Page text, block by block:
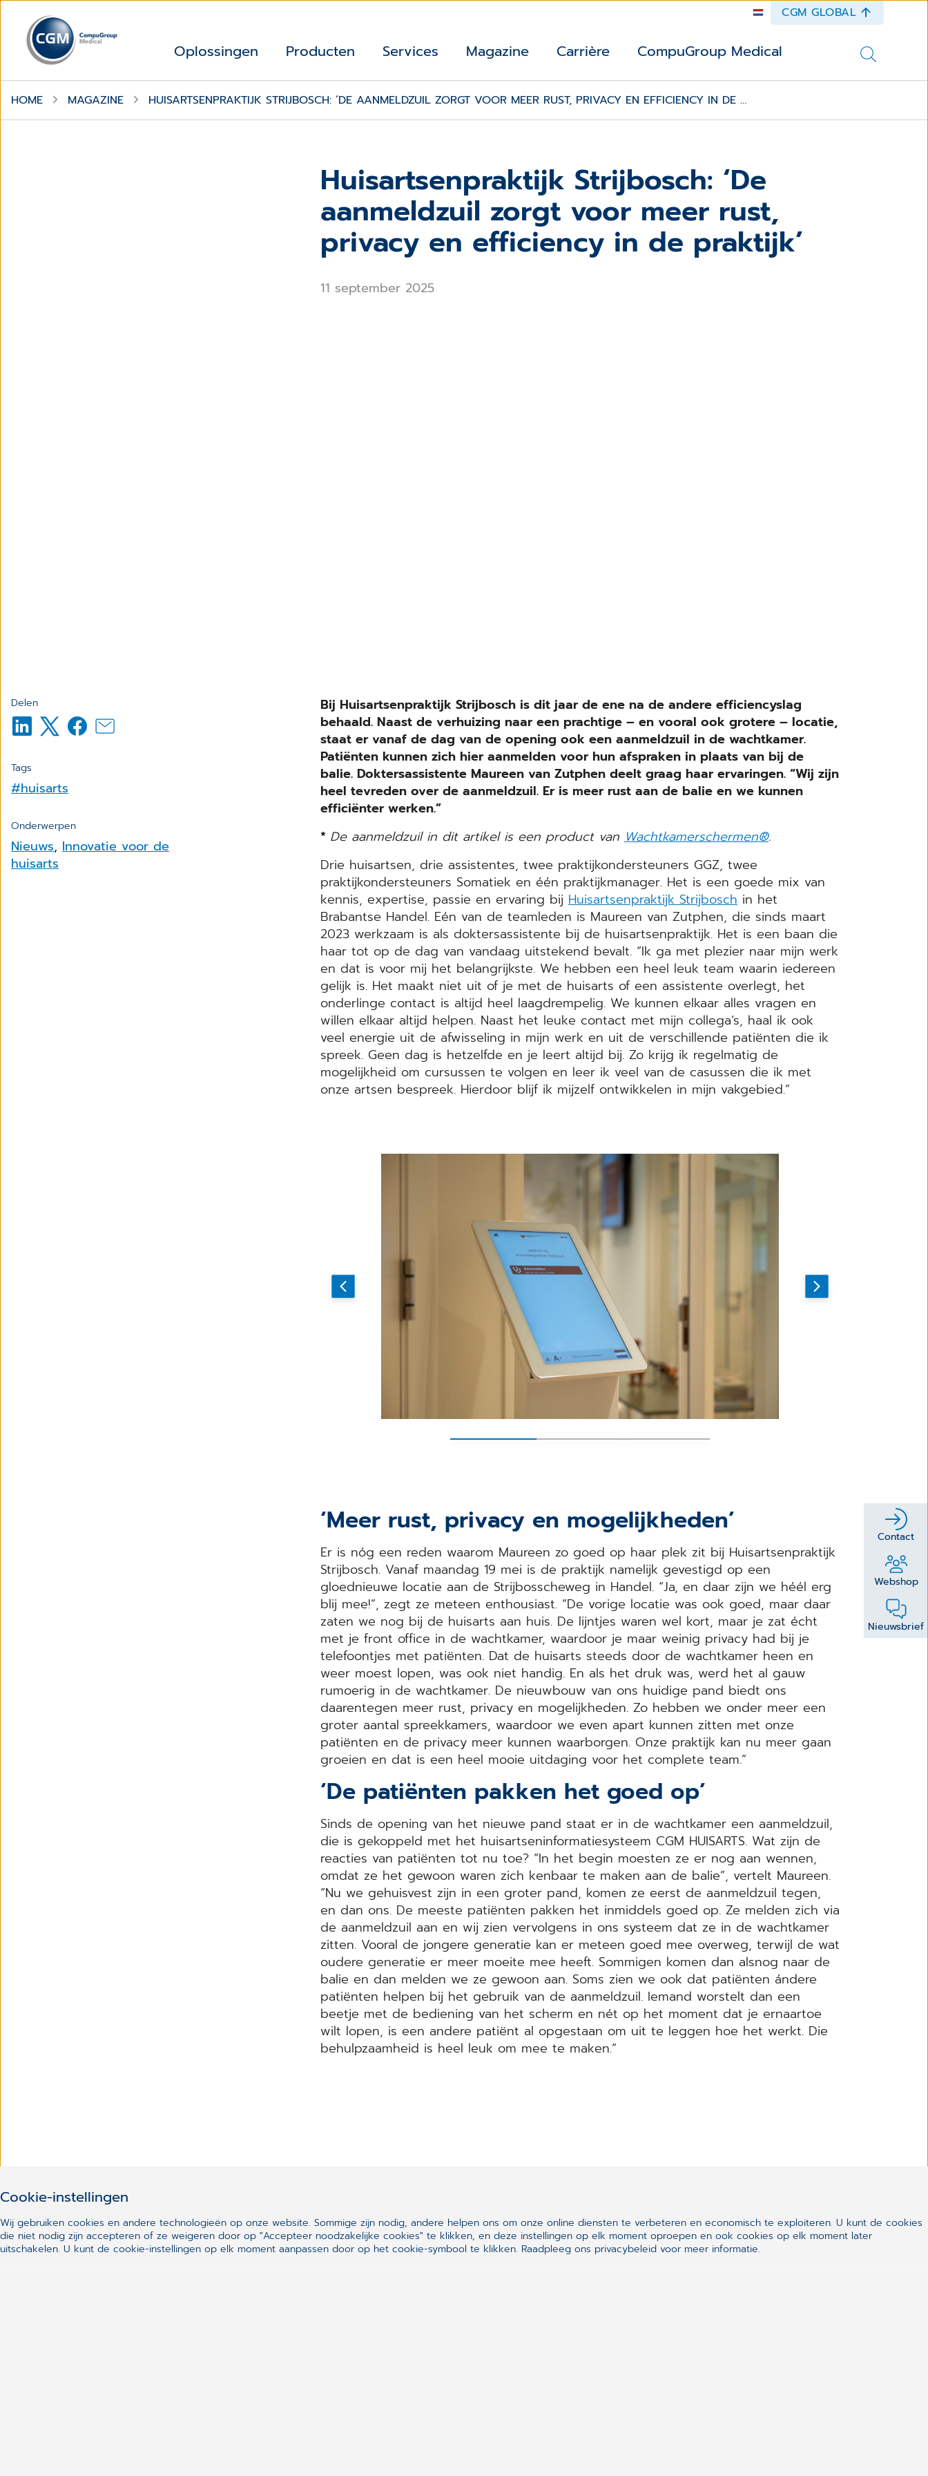
Contact
Webshop
Nieuwsbrief
CGM GLOBAL
Oplossingen Producten Services Magazine Carrière CompuGroup Medical
HOME MAGAZINE HUISARTSENPRAKTIJK STRIJBOSCH: ‘DE AANMELDZUIL ZORGT VOOR MEER RUST, PRIVACY EN EFFICIENCY IN DE …
Huisartsenpraktijk Strijbosch: ‘De
aanmeldzuil zorgt voor meer rust,
privacy en efficiency in de praktijk’
11 september 2025
Delen
Tags
#huisarts
Onderwerpen
Nieuws, Innovatie voor de
huisarts
Bij Huisartsenpraktijk Strijbosch is dit jaar de ene na de andere efficiencyslag
behaald. Naast de verhuizing naar een prachtige – en vooral ook grotere – locatie,
staat er vanaf de dag van de opening ook een aanmeldzuil in de wachtkamer.
Patiënten kunnen zich hier aanmelden voor hun afspraken in plaats van bij de
balie. Doktersassistente Maureen van Zutphen deelt graag haar ervaringen. “Wij zijn
heel tevreden over de aanmeldzuil. Er is meer rust aan de balie en we kunnen
efficiënter werken.”
* De aanmeldzuil in dit artikel is een product van Wachtkamerschermen®.
Drie huisartsen, drie assistentes, twee praktijkondersteuners GGZ, twee
praktijkondersteuners Somatiek en één praktijkmanager. Het is een goede mix van
kennis, expertise, passie en ervaring bij Huisartsenpraktijk Strijbosch in het
Brabantse Handel. Eén van de teamleden is Maureen van Zutphen, die sinds maart
2023 werkzaam is als doktersassistente bij de huisartsenpraktijk. Het is een baan die
haar tot op de dag van vandaag uitstekend bevalt. “Ik ga met plezier naar mijn werk
en dat is voor mij het belangrijkste. We hebben een heel leuk team waarin iedereen
gelijk is. Het maakt niet uit of je met de huisarts of een assistente overlegt, het
onderlinge contact is altijd heel laagdrempelig. We kunnen elkaar alles vragen en
willen elkaar altijd helpen. Naast het leuke contact met mijn collega’s, haal ik ook
veel energie uit de afwisseling in mijn werk en uit de verschillende patiënten die ik
spreek. Geen dag is hetzelfde en je leert altijd bij. Zo krijg ik regelmatig de
mogelijkheid om cursussen te volgen en leer ik veel van de casussen die ik met
onze artsen bespreek. Hierdoor blijf ik mijzelf ontwikkelen in mijn vakgebied.”
‘Meer rust, privacy en mogelijkheden’
Er is nóg een reden waarom Maureen zo goed op haar plek zit bij Huisartsenpraktijk
Strijbosch. Vanaf maandag 19 mei is de praktijk namelijk gevestigd op een
gloednieuwe locatie aan de Strijbosscheweg in Handel. “Ja, en daar zijn we héél erg
blij mee!”, zegt ze meteen enthousiast. “De vorige locatie was ook goed, maar daar
zaten we nog bij de huisarts aan huis. De lijntjes waren wel kort, maar je zat écht
met je front office in de wachtkamer, waardoor je maar weinig privacy had bij je
telefoontjes met patiënten. Dat de huisarts steeds door de wachtkamer heen en
weer moest lopen, was ook niet handig. En als het druk was, werd het al gauw
rumoerig in de wachtkamer. De nieuwbouw van ons huidige pand biedt ons
daarentegen meer rust, privacy en mogelijkheden. Zo hebben we onder meer een
groter aantal spreekkamers, waardoor we even apart kunnen zitten met onze
patiënten en de privacy meer kunnen waarborgen. Onze praktijk kan nu meer gaan
groeien en dat is een heel mooie uitdaging voor het complete team.”
‘De patiënten pakken het goed op’
Sinds de opening van het nieuwe pand staat er in de wachtkamer een aanmeldzuil,
die is gekoppeld met het huisartseninformatiesysteem CGM HUISARTS. Wat zijn de
reacties van patiënten tot nu toe? “In het begin moesten ze er nog aan wennen,
omdat ze het gewoon waren zich kenbaar te maken aan de balie”, vertelt Maureen.
“Nu we gehuisvest zijn in een groter pand, komen ze eerst de aanmeldzuil tegen,
en dan ons. De meeste patiënten pakken het inmiddels goed op. Ze melden zich via
de aanmeldzuil aan en wij zien vervolgens in ons systeem dat ze in de wachtkamer
zitten. Vooral de jongere generatie kan er meteen goed mee overweg, terwijl de wat
oudere generatie er meer moeite mee heeft. Sommigen komen dan alsnog naar de
balie en dan melden we ze gewoon aan. Soms zien we ook dat patiënten ándere
patiënten helpen bij het gebruik van de aanmeldzuil. Iemand worstelt dan een
beetje met de bediening van het scherm en nét op het moment dat je ernaartoe
wilt lopen, is een andere patiënt al opgestaan om uit te leggen hoe het werkt. Die
behulpzaamheid is heel leuk om mee te maken.”
Cookie-instellingen
Wij gebruiken cookies en andere technologieën op onze website. Sommige zijn nodig, andere helpen ons om onze online diensten te verbeteren en economisch te exploiteren. U kunt de cookies
die niet nodig zijn accepteren of ze weigeren door op "Accepteer noodzakelijke cookies" te klikken, en deze instellingen op elk moment oproepen en ook cookies op elk moment later
uitschakelen. U kunt de cookie-instellingen op elk moment aanpassen door op het cookie-symbool te klikken. Raadpleeg ons privacybeleid voor meer informatie.